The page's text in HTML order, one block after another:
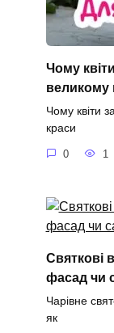
Чому
великому
Чому квіти
краси
0 1
Святкові
фасад чи
Чарівне
як